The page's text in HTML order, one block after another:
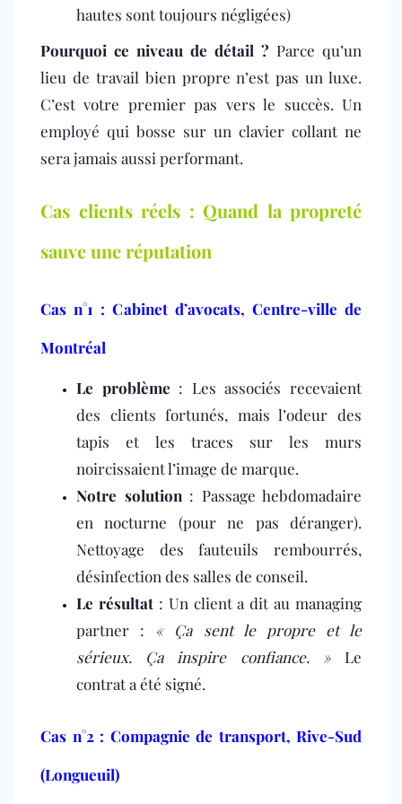
hautes sont toujours négligées)
Pourquoi ce niveau de détail ? Parce qu’un
lieu de travail bien propre n’est pas un luxe.
C’est votre premier pas vers le succès. Un
employé qui bosse sur un clavier collant ne
sera jamais aussi performant.
Cas clients réels : Quand la propreté
sauve une réputation
Cas n°1 : Cabinet d’avocats, Centre-ville de
Montréal
Le problème : Les associés recevaient
des clients fortunés, mais l’odeur des
tapis et les traces sur les murs
noircissaient l’image de marque.
Notre solution: Passage hebdomadaire
en nocturne (pour ne pas déranger).
Nettoyage des fauteuils rembourrés,
désinfection des salles de conseil.
Le résultat: Un client a dit au managing
partner : « Ça sent le propre et le
sérieux. Ça inspire confiance. »Le
contrat a été signé.
Cas n°2 : Compagnie de transport, Rive-Sud
(Longueuil)